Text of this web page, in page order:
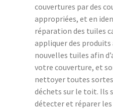
couvertures par des
appropriées, et en
réparation des tuiles
appliquer des
nouvelles tuiles afin
votre couverture, et
nettoyer toutes
déchets sur le toit. Ils
détecter et réparer